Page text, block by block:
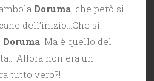
Doruma , che però si
dell’inizio…Che si
Doruma . Ma è quello del
Allora non era un
tutto vero?!